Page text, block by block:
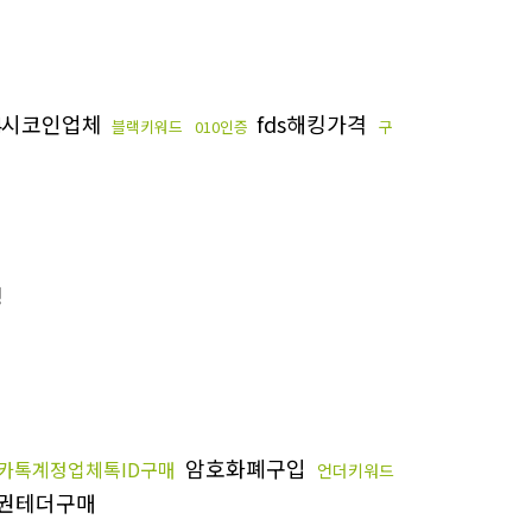
코인업체 블랙키워드 010인증 fds해킹가격
구
톡계정업체톡ID구매 암호화폐구입
언더키워드
테더구매